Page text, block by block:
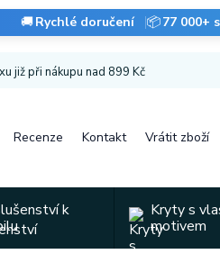
🚚Rychlé doručení 📦77 000+
již při nákupu nad 899 Kč
Recenze Kontakt Vrátit zboží
k
Kryty s
motivem